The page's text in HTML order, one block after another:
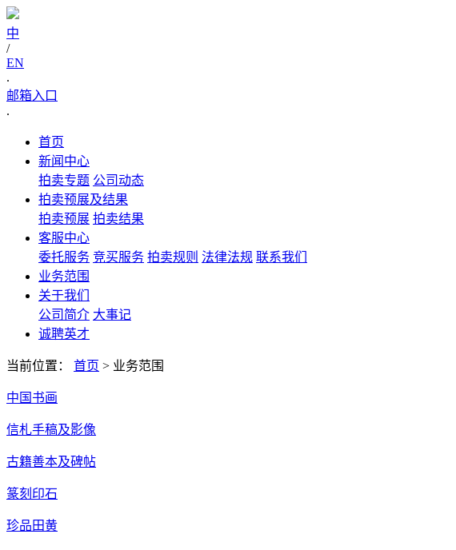
中
/
EN
.
邮箱入口
.
首页
新闻中心
拍卖专题 公司动态
拍卖预展及结果
拍卖预展 拍卖结果
客服中心
委托服务 竞买服务 拍卖规则 法律法规 联系我们
业务范围
关于我们
公司简介 大事记
诚聘英才
当前位置： 首页 > 业务范围
中国书画
信札手稿及影像
古籍善本及碑帖
篆刻印石
珍品田黄